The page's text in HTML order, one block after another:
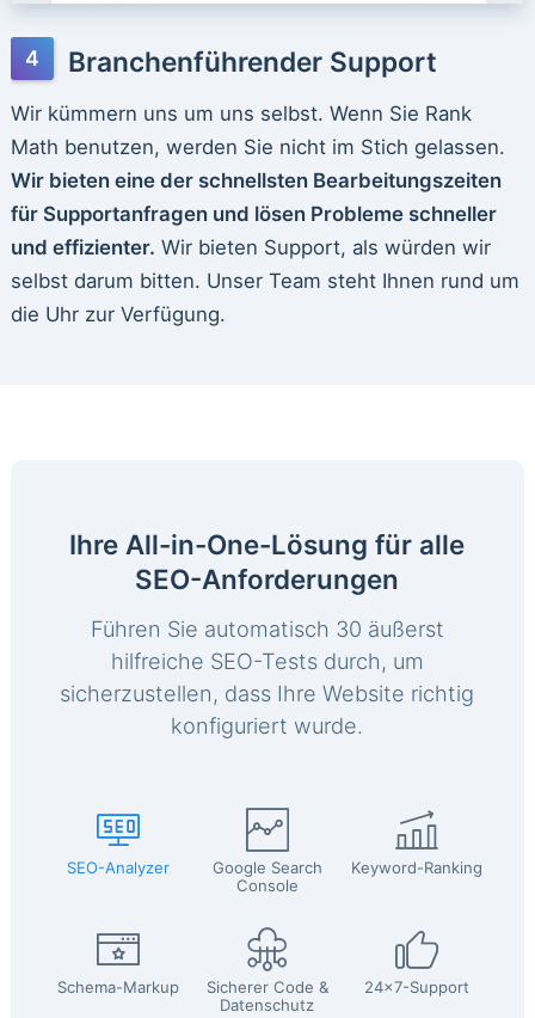
Branchenführender Support
Wir kümmern uns um uns selbst. Wenn Sie Rank
Math benutzen, werden Sie nicht im Stich gelassen.
Wir bieten eine der schnellsten Bearbeitungszeiten
für Supportanfragen und lösen Probleme schneller
und effizienter. Wir bieten Support, als würden wir
selbst darum bitten. Unser Team steht Ihnen rund um
die Uhr zur Verfügung.
Ihre All-in-One-Lösung für alle
SEO-Anforderungen
Führen Sie automatisch 30 äußerst
hilfreiche SEO-Tests durch, um
sicherzustellen, dass Ihre Website richtig
konfiguriert wurde.
SEO-Analyzer
Google Search
Console
Keyword-Ranking
Schema-Markup
Sicherer Code &
Datenschutz
24x7-Support